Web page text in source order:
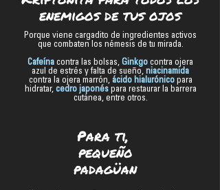
enemigos de tus ojos
Porque viene cargadito de ingredientes activos
que combaten los némesis de tu mirada.
Cafeína contra las bolsas, Ginkgo contra ojera
azul de estrés y falta de sueño, niacinamida
contra la ojera marrón, ácido hialurónicopara
hidratar, cedro japonés para restaurar la barrera
cutánea, entre otros.
Para ti,
pequeño
padagüan